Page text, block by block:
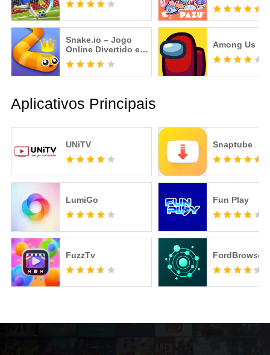
Snake.io – Jogo
Online Divertido e
Viciante
Among Us
Aplicativos Principais
UNiTV
LumiGo
FuzzTv
Snaptube
Fun Play
FordBrowser